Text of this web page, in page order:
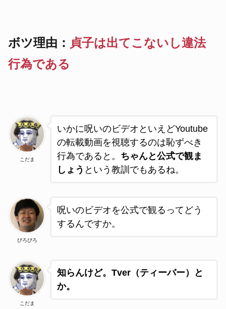
ボツ理由： 貞子は出てこないし違法
行為である
こだま
いかに呪いのビデオといえどYoutube
の転載動画を視聴するのは恥ずべき
行為であると。 ちゃんと公式で観ま
しょう という教訓でもあるね。
ぴろぴろ
呪いのビデオを公式で観るってどう
するんですか。
こだま
知らんけど。Tver（ティーバー）と
か。